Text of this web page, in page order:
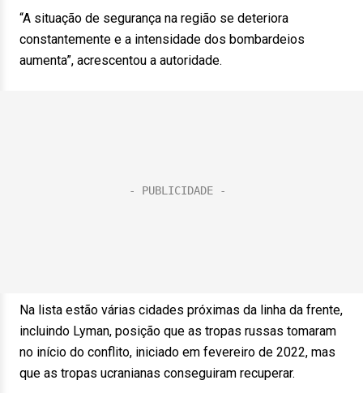
“A situação de segurança na região se deteriora
constantemente e a intensidade dos bombardeios
aumenta”, acrescentou a autoridade.
Na lista estão várias cidades próximas da linha da frente,
incluindo Lyman, posição que as tropas russas tomaram
no início do conflito, iniciado em fevereiro de 2022, mas
que as tropas ucranianas conseguiram recuperar.